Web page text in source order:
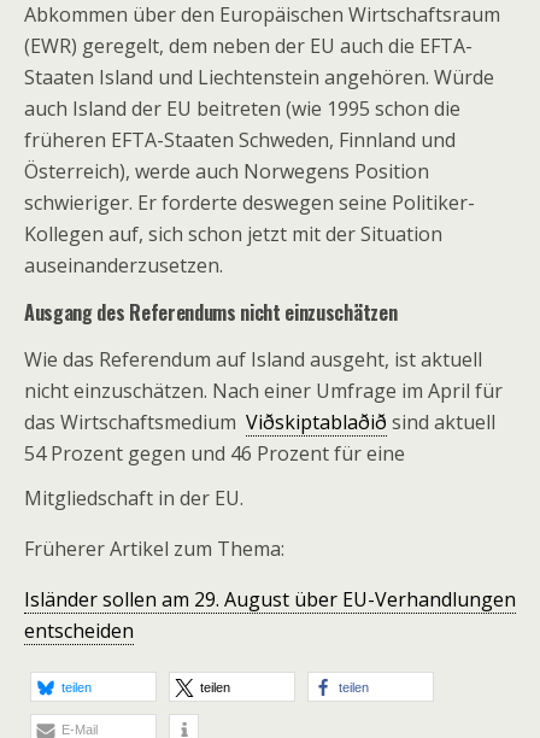
Abkommen über den Europäischen Wirtschaftsraum
(EWR) geregelt, dem neben der EU auch die EFTA-
Staaten Island und Liechtenstein angehören. Würde
auch Island der EU beitreten (wie 1995 schon die
früheren EFTA-Staaten Schweden, Finnland und
Österreich), werde auch Norwegens Position
schwieriger. Er forderte deswegen seine Politiker-
Kollegen auf, sich schon jetzt mit der Situation
auseinanderzusetzen.
Ausgang des Referendums nicht einzuschätzen
Wie das Referendum auf Island ausgeht, ist aktuell
nicht einzuschätzen. Nach einer Umfrage im April für
das Wirtschaftsmedium Viðskiptablaðið sind aktuell
54 Prozent gegen und 46 Prozent für eine
Mitgliedschaft in der EU.
Früherer Artikel zum Thema:
Isländer sollen am 29. August über EU-Verhandlungen
entscheiden
teilen teilen teilen
E-Mail